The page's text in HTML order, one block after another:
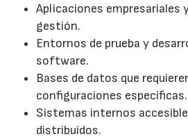
Aplicaciones empresariales
gestión.
Entornos de prueba y
software.
Bases de datos que
configuraciones específicas.
Sistemas internos
distribuidos.